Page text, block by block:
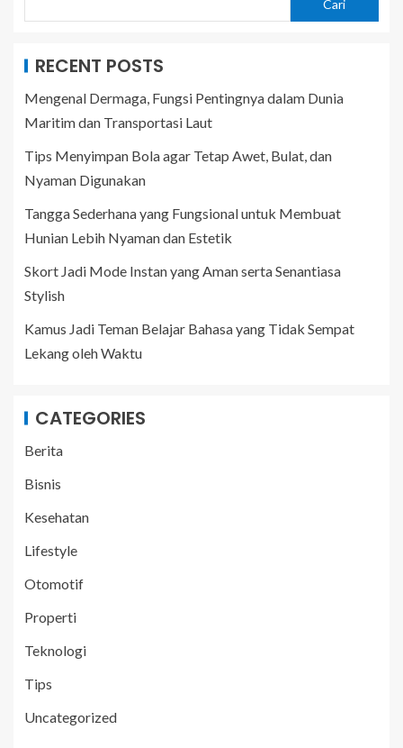
Cari
RECENT POSTS
Mengenal Dermaga, Fungsi Pentingnya dalam Dunia
Maritim dan Transportasi Laut
Tips Menyimpan Bola agar Tetap Awet, Bulat, dan
Nyaman Digunakan
Tangga Sederhana yang Fungsional untuk Membuat
Hunian Lebih Nyaman dan Estetik
Skort Jadi Mode Instan yang Aman serta Senantiasa
Stylish
Kamus Jadi Teman Belajar Bahasa yang Tidak Sempat
Lekang oleh Waktu
CATEGORIES
Berita
Bisnis
Kesehatan
Lifestyle
Otomotif
Properti
Teknologi
Tips
Uncategorized